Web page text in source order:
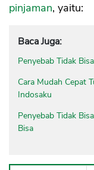
pinjaman, yaitu:
Baca Juga:
Penyebab Tidak
Cara Mudah Cepat
Indosaku
Penyebab Tidak
Bisa